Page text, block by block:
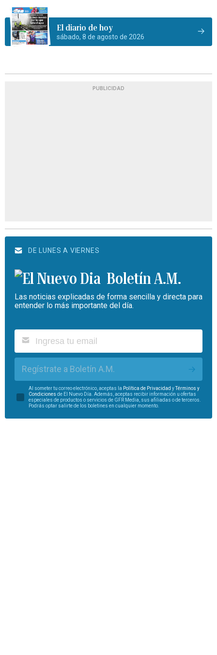
El diario de hoy
sábado, 8 de agosto de 2026
PUBLICIDAD
DE LUNES A VIERNES
Boletín A.M.
Las noticias explicadas de forma sencilla y directa para
entender lo más importante del día.
Regístrate a Boletín A.M.
Al someter tu correo electrónico, aceptas la Política de Privacidad yTérminos y
Condiciones de El Nuevo Día. Además, aceptas recibir información u ofertas
especiales de productos o servicios de GFR Media, sus afiliadas o de terceros.
Podrás optar salirte de los boletines en cualquier momento.